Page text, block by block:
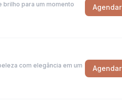
para um momento
Agendar
com elegância em um
Agendar